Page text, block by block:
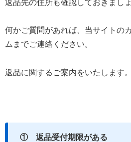
返品先の住所も確認しておきましょ
何かご質問があれば、当サイトの
ムまでご連絡ください。
返品に関するご案内をいたします。
① 返品受付期限がある